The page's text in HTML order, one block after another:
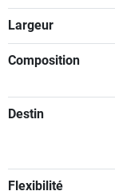
Largeur
Composition
Destin
Flexibilité